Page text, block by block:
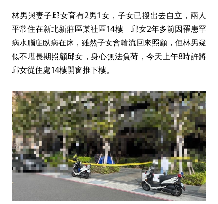
林男與妻子邱女育有2男1女，子女已搬出去自立，兩人
平常住在新北新莊區某社區14樓，邱女2年多前因罹患罕
病水腦症臥病在床，雖然子女會輪流回來照顧，但林男疑
似不堪長期照顧邱女，身心無法負荷，今天上午8時許將
邱女從住處14樓開窗推下樓。